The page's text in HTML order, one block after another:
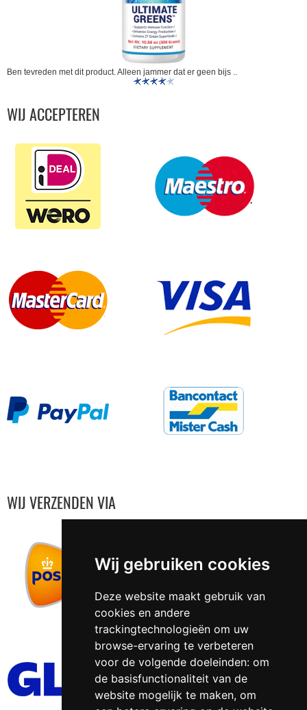
Wij gebruiken cookies
Deze website maakt gebruik van
cookies en andere
trackingtechnologieën om uw
browse-ervaring te verbeteren
voor de volgende doeleinden: om
de basisfunctionaliteit van de
website mogelijk te maken, om
Ben tevreden met dit product. Alleen jammer dat er geen bijs ..
WIJ ACCEPTEREN
WIJ VERZENDEN VIA